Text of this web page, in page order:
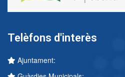
Telèfons d'interès
Ajuntament: